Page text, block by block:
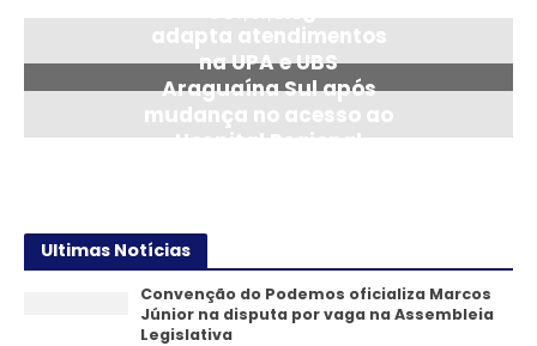
24/07/2026
adapta atendimentos
na UPA e UBS
Araguaína Sul após
mudança no acesso ao
Hospital Regional
Ultimas Notícias
Convenção do Podemos oficializa Marcos
Júnior na disputa por vaga na Assembleia
Legislativa